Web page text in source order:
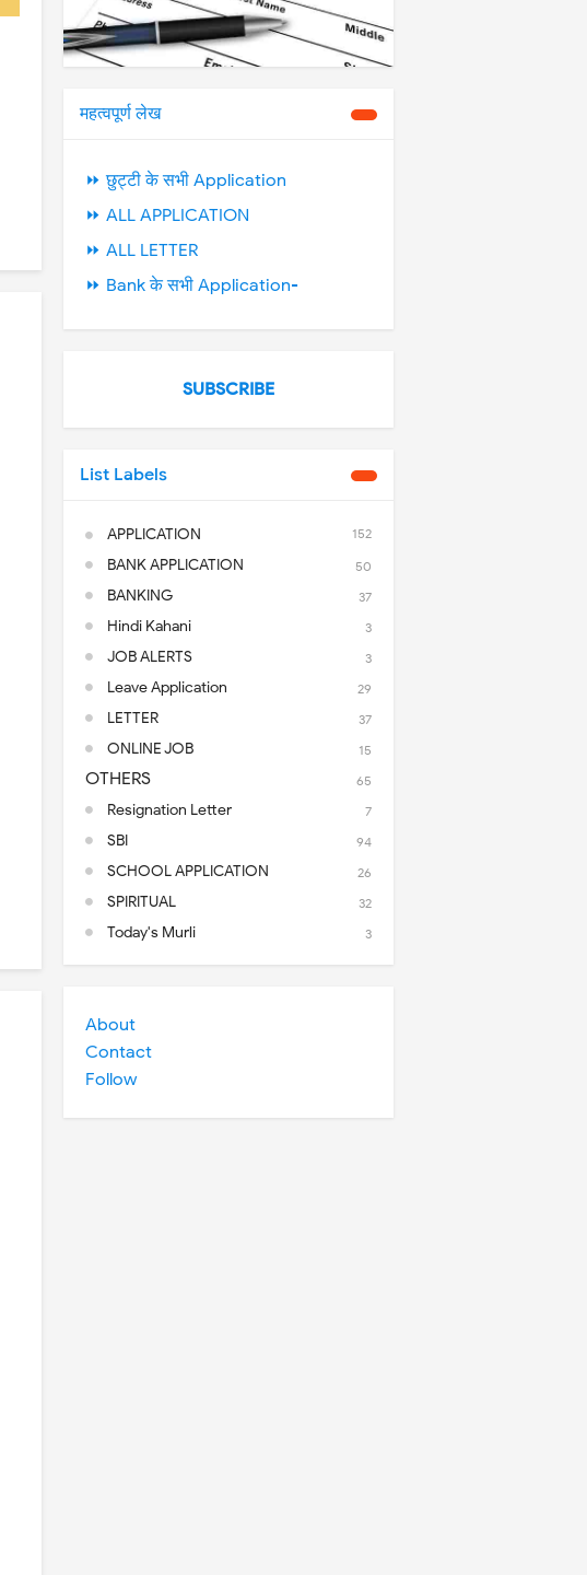
महत्वपूर्ण लेख
⏩ छुट्टी के सभी Application
⏩ ALL APPLICATION
⏩ ALL LETTER
⏩ Bank के सभी Application-
SUBSCRIBE
List Labels
APPLICATION 152
BANK APPLICATION 50
BANKING 37
Hindi Kahani 3
JOB ALERTS 3
Leave Application 29
LETTER 37
ONLINE JOB 15
OTHERS 65
Resignation Letter 7
SBI 94
SCHOOL APPLICATION 26
SPIRITUAL 32
Today's Murli 3
About
Contact
Follow